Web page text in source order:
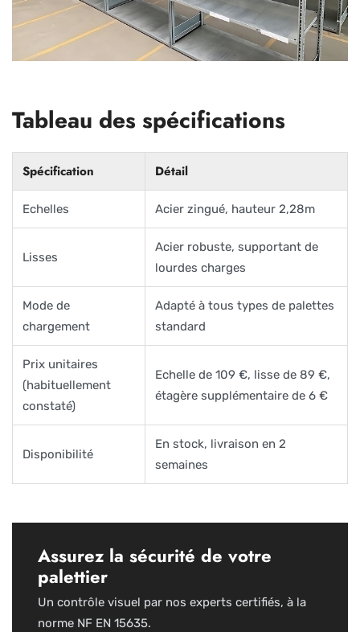
Tableau des spécifications
Spécification Détail
Echelles Acier zingué, hauteur 2,28m
Lisses
Acier robuste, supportant de
lourdes charges
Mode de
chargement
Adapté à tous types de palettes
standard
Prix unitaires
(habituellement
constaté)
Echelle de 109 €, lisse de 89 €,
étagère supplémentaire de 6 €
Disponibilité
En stock, livraison en 2
semaines
Assurez la sécurité de votre
palettier
Un contrôle visuel par nos experts certifiés, à la
norme NF EN 15635.